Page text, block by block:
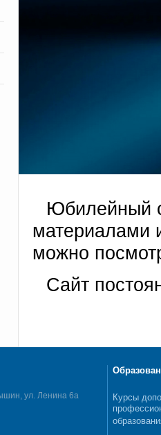
Юбилейный
материалами
можно
Сайт
ул. Ленина 6а
Курсы